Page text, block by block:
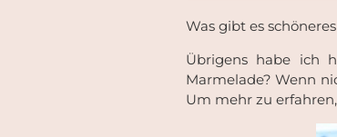
Was gibt es
Übrigens habe ich
Marmelade? Wenn
Um mehr zu